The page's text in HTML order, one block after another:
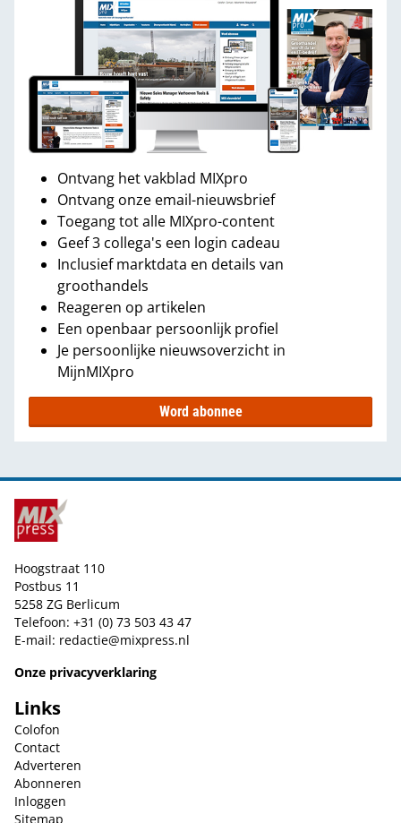
Ontvang het vakblad MIXpro
Ontvang onze email-nieuwsbrief
Toegang tot alle MIXpro-content
Geef 3 collega's een login cadeau
Inclusief marktdata en details van
groothandels
Reageren op artikelen
Een openbaar persoonlijk profiel
Je persoonlijke nieuwsoverzicht in
MijnMIXpro
Word abonnee
Hoogstraat 110
Postbus 11
5258 ZG Berlicum
Telefoon: +31 (0) 73 503 43 47
E-mail: redactie@mixpress.nl
Onze privacyverklaring
Links
Colofon
Contact
Adverteren
Abonneren
Inloggen
Sitemap